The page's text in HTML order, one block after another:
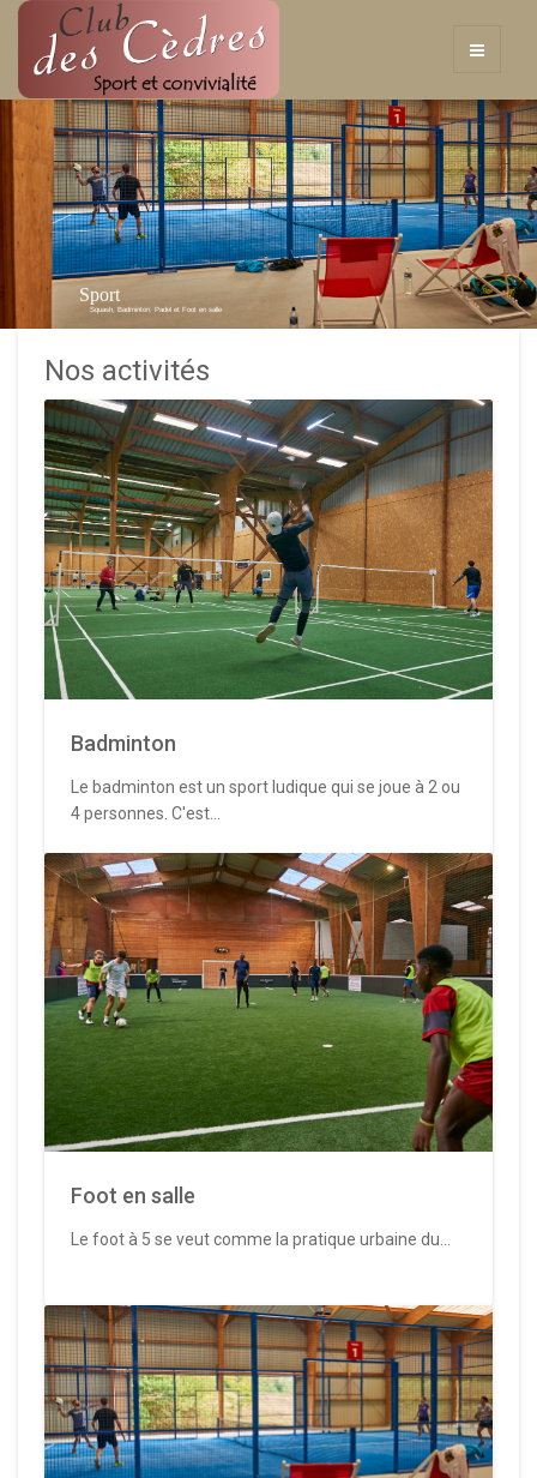
Sport
Squash, Badminton, Padel et Foot en salle
Nos activités
Badminton
Le badminton est un sport ludique qui se joue à 2 ou
4 personnes. C'est...
Foot en salle
Le foot à 5 se veut comme la pratique urbaine du...